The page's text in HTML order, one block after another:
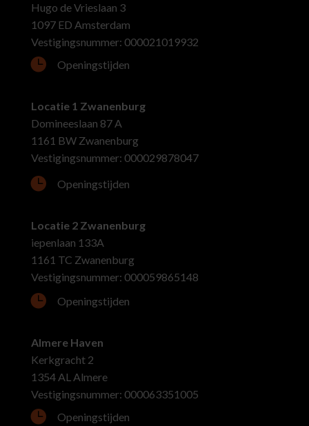
Hugo de Vrieslaan 3
1097 ED Amsterdam
Vestigingsnummer: 000021019932
 Openingstijden
Locatie 1 Zwanenburg
Domineeslaan 87 A
1161 BW Zwanenburg
Vestigingsnummer: 000029878047
 Openingstijden
Locatie 2 Zwanenburg
iepenlaan 133A
1161 TC Zwanenburg
Vestigingsnummer: 000059865148
 Openingstijden
Almere Haven
Kerkgracht 2
1354 AL Almere
Vestigingsnummer: 000063351005
 Openingstijden